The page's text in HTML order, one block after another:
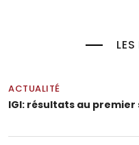
ACTUALITÉ
IGI: résultats au